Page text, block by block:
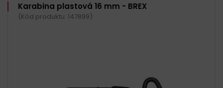
Karabina plastová 16 mm - BREX
(Kód produktu: 147899)